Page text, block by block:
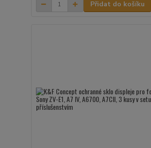
Přidat do košíku